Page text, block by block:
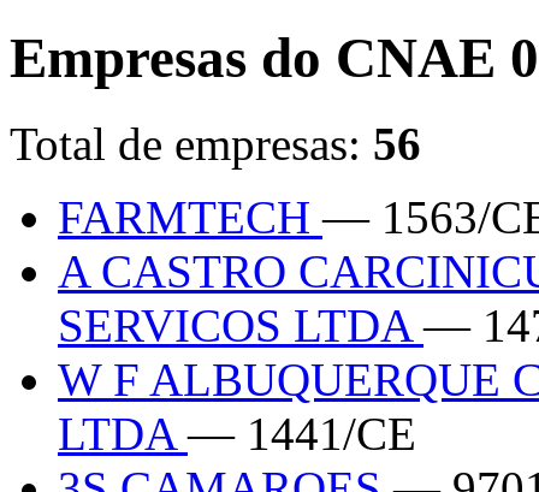
Empresas do CNAE
Total de empresas: 56
FARMTECH— 1563/
A CASTRO
SERVICOS LTDA—
W F ALBUQUERQUE
LTDA— 1441/CE